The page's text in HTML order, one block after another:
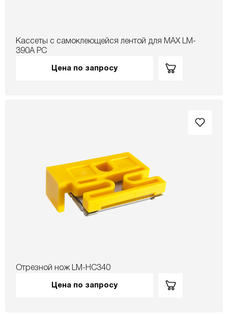
Кассеты с самоклеющейся лентой для MAX LM-
390A PC
Цена по запросу
Отрезной нож LM-HC340
Цена по запросу